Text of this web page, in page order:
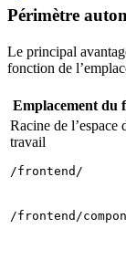
Périmètre
Le principal
fonction de
Emplacement du
Racine de l’espace
travail
/frontend/
/frontend/